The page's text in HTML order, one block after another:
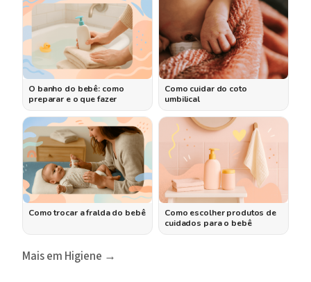
O banho do bebê: como
preparar e o que fazer
Como cuidar do coto
umbilical
Como trocar a fralda do bebê
Como escolher produtos de
cuidados para o bebê
Mais em Higiene →